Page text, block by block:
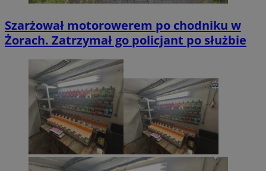
Szarżował motorowerem po chodniku w
Żorach. Zatrzymał go policjant po służbie